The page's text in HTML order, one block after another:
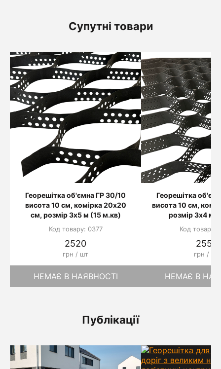
Супутні товари
Георешітка об'ємна ГР 30/10
висота 10 см, комірка 20х20
см, розмір 3х5 м (15 м.кв)
Код товару: 0377
2520
грн / шт
НЕМАЄ В НАЯВНОСТІ
Георешітка
висота 10 см,
розмір 3х4 м
Код товару:
2556
грн / шт
НЕМАЄ В
Публікації